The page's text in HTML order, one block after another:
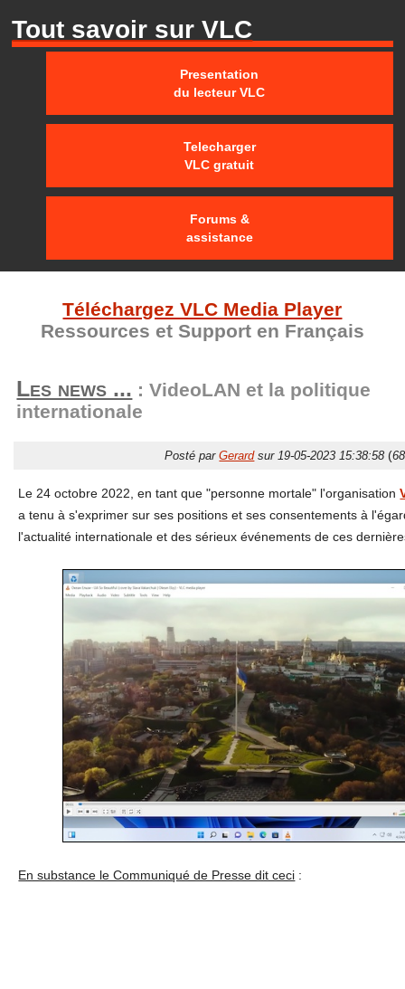
Tout savoir sur VLC
Presentation
du lecteur VLC
Telecharger
VLC gratuit
Forums &
assistance
Téléchargez VLC Media Player
Ressources et Support en Français
Les news ... : VideoLAN et la politique
internationale
Posté parGerard sur 19-05-2023 15:38:58 (
Le 24 octobre 2022, en tant que "personne mortale" l'organisation
a tenu à s'exprimer sur ses positions et ses consentements à
l'actualité internationale et des sérieux événements de ces
En substance le Communiqué de Presse dit ceci :